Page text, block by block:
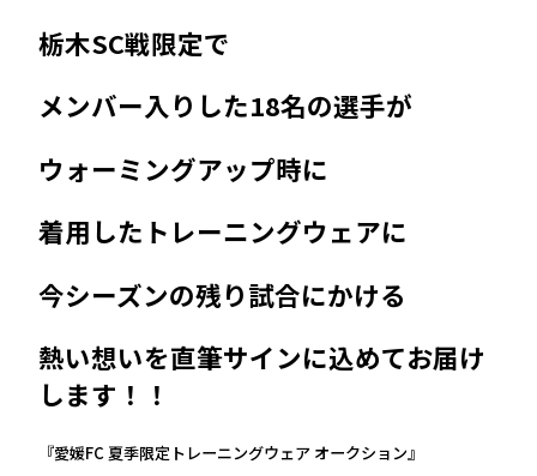
栃木SC戦限定で
メンバー入りした18名の選手が
ウォーミングアップ時に
着用したトレーニングウェアに
今シーズンの残り試合にかける
熱い想いを直筆サインに込めてお届け
します！！
『愛媛FC 夏季限定トレーニングウェア オークション』